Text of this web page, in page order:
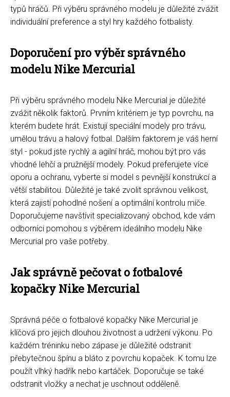
typů hráčů. Při výběru správného modelu je důležité zvážit
individuální preference a styl hry každého fotbalisty.
Doporučení pro výběr správného
modelu Nike Mercurial
Při výběru správného modelu Nike Mercurial je důležité
zvážit několik faktorů. Prvním kritériem je typ povrchu, na
kterém budete hrát. Existují speciální modely pro trávu,
umělou trávu a halový fotbal. Dalším faktorem je váš herní
styl - pokud jste rychlý a agilní hráč, mohou být pro vás
vhodné lehčí a pružnější modely. Pokud preferujete více
oporu a ochranu, vyberte si model s pevnější konstrukcí a
větší stabilitou. Důležité je také zvolit správnou velikost,
která zajistí pohodlné nošení a optimální kontrolu míče.
Doporučujeme navštívit specializovaný obchod, kde vám
odborníci pomohou s výběrem ideálního modelu Nike
Mercurial pro vaše potřeby.
Jak správně pečovat o fotbalové
kopačky Nike Mercurial
Správná péče o fotbalové kopačky Nike Mercurial je
klíčová pro jejich dlouhou životnost a udržení výkonu. Po
každém tréninku nebo zápase je důležité odstranit
přebytečnou špínu a bláto z povrchu kopaček. K tomu lze
použít vlhký hadřík nebo kartáček. Doporučuje se také
odstranit vložky a nechat je uschnout odděleně.